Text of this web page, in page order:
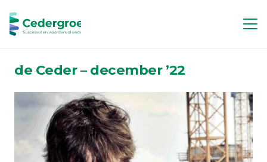
de Ceder – december ’22